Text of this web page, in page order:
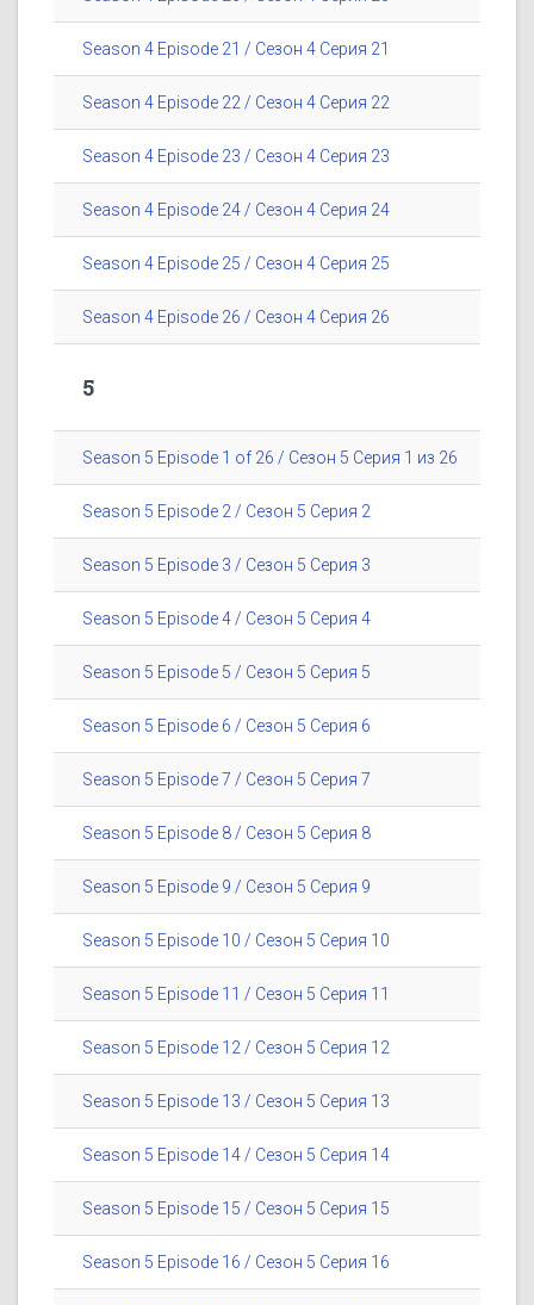
Season 4 Episode 21 / Сезон 4 Серия 21
Season 4 Episode 22 / Сезон 4 Серия 22
Season 4 Episode 23 / Сезон 4 Серия 23
Season 4 Episode 24 / Сезон 4 Серия 24
Season 4 Episode 25 / Сезон 4 Серия 25
Season 4 Episode 26 / Сезон 4 Серия 26
5
Season 5 Episode 1 of 26 / Сезон 5 Серия 1 из 26
Season 5 Episode 2 / Сезон 5 Серия 2
Season 5 Episode 3 / Сезон 5 Серия 3
Season 5 Episode 4 / Сезон 5 Серия 4
Season 5 Episode 5 / Сезон 5 Серия 5
Season 5 Episode 6 / Сезон 5 Серия 6
Season 5 Episode 7 / Сезон 5 Серия 7
Season 5 Episode 8 / Сезон 5 Серия 8
Season 5 Episode 9 / Сезон 5 Серия 9
Season 5 Episode 10 / Сезон 5 Серия 10
Season 5 Episode 11 / Сезон 5 Серия 11
Season 5 Episode 12 / Сезон 5 Серия 12
Season 5 Episode 13 / Сезон 5 Серия 13
Season 5 Episode 14 / Сезон 5 Серия 14
Season 5 Episode 15 / Сезон 5 Серия 15
Season 5 Episode 16 / Сезон 5 Серия 16